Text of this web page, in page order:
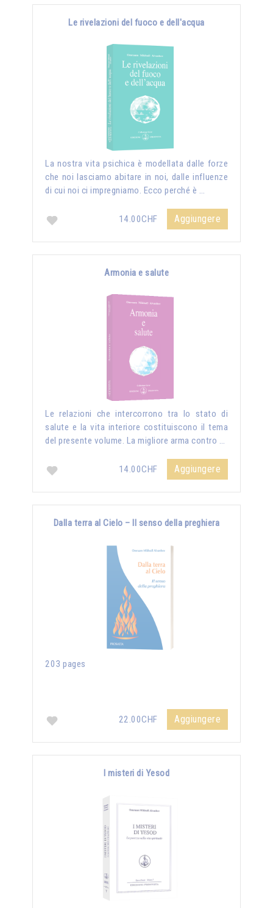
Le rivelazioni del fuoco e dell'acqua
La nostra vita psichica è modellata dalle forze
che noi lasciamo abitare in noi, dalle influenze
di cui noi ci impregniamo. Ecco perché è …
14.00CHF Aggiungere
Armonia e salute
Le relazioni che intercorrono tra lo stato di
salute e la vita interiore costituiscono il tema
del presente volume. La migliore arma contro …
14.00CHF Aggiungere
Dalla terra al Cielo – Il senso della preghiera
203 pages
22.00CHF Aggiungere
I misteri di Yesod